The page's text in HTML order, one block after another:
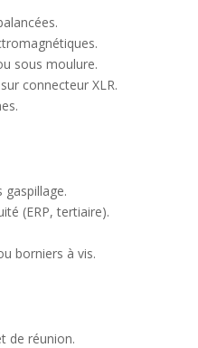
sous moulure.
connecteur XLR.
(ERP, tertiaire).
borniers à vis.
de réunion.